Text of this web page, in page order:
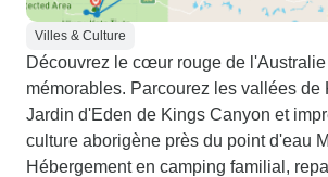
Villes & Culture
Découvrez le cœur rouge de
mémorables. Parcourez les vallées de
Jardin d'Eden de Kings Canyon et
culture aborigène près du point d'eau
Hébergement en camping familial,